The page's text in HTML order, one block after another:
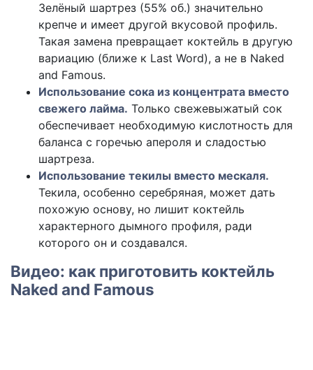
Зелёный шартрез (55% об.) значительно
крепче и имеет другой вкусовой профиль.
Такая замена превращает коктейль в другую
вариацию (ближе к Last Word), а не в Naked
and Famous.
Использование сока из концентрата вместо
свежего лайма. Только свежевыжатый сок
обеспечивает необходимую кислотность для
баланса с горечью апероля и сладостью
шартреза.
Использование текилы вместо мескаля.
Текила, особенно серебряная, может дать
похожую основу, но лишит коктейль
характерного дымного профиля, ради
которого он и создавался.
Видео: как приготовить коктейль
Naked and Famous